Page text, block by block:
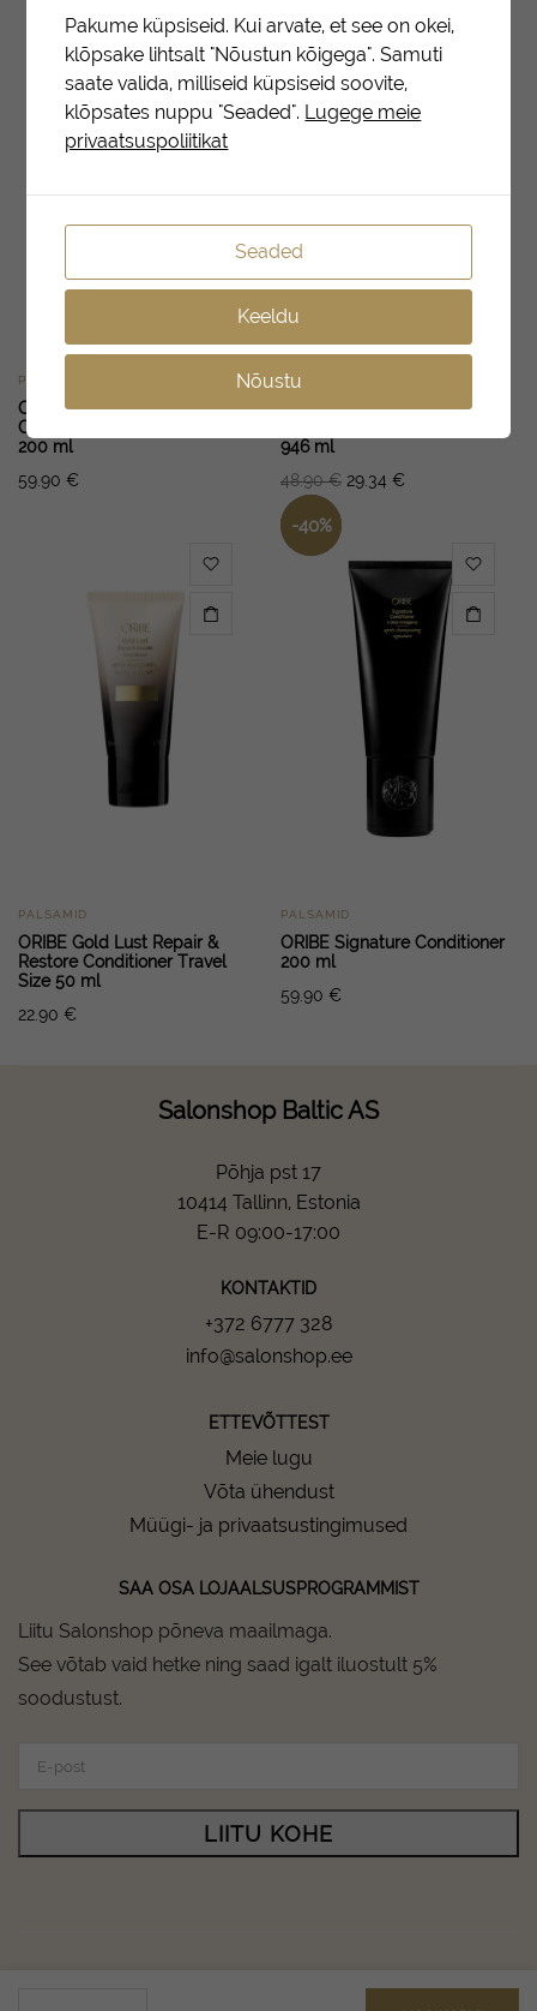
PALSAMID
ORIBE Bright Blonde
Conditioner For Beautiful Hair
200 ml
59.90 €
PALSAMID
BOKKA BOTANIKA Miracle
946 ml
48.90€ 29.34 €
-40%
PALSAMID
ORIBE Gold Lust Repair &
Restore Conditioner Travel
Size 50 ml
22.90 €
PALSAMID
ORIBE Signature Conditioner
200 ml
59.90 €
Salonshop Baltic AS
Põhja pst 17
10414 Tallinn, Estonia
E-R 09:00-17:00
KONTAKTID
+372 6777 328
info@salonshop.ee
ETTEVÕTTEST
Meie lugu
Võta ühendust
Müügi- ja privaatsustingimused
SAA OSA LOJAALSUSPROGRAMMIST
Liitu Salonshop põneva maailmaga.
See võtab vaid hetke ning saad igalt iluostult 5%
soodustust.
LIITU KOHE
Pakume küpsiseid. Kui arvate, et see on okei,
klõpsake lihtsalt "Nõustun kõigega". Samuti
saate valida, milliseid küpsiseid soovite,
klõpsates nuppu "Seaded". Lugege meie
privaatsuspoliitikat
Seaded
Keeldu
Nõustu